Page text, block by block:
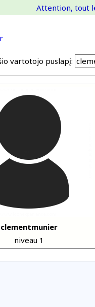
Attention, tout
vartotojo puslapį:
clementmunier
niveau 1